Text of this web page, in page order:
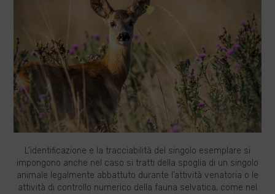
L’identificazione e la tracciabilità del singolo esemplare si
impongono anche nel caso si tratti della spoglia di un singolo
animale legalmente abbattuto durante l’attività venatoria o le
attività di controllo numerico della fauna selvatica, come nel